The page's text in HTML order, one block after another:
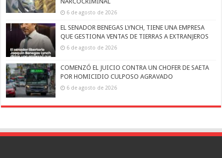
6 de agosto de 2026
EL SENADOR BENEGAS LYNCH, TIENE UNA EMPRESA
QUE GESTIONA VENTAS DE TIERRAS A EXTRANJEROS
6 de agosto de 2026
COMENZÓ EL JUICIO CONTRA UN CHOFER DE SAETA
POR HOMICIDIO CULPOSO AGRAVADO
6 de agosto de 2026